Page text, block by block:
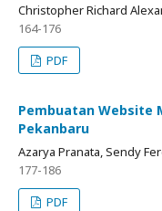
Christopher Richard
164-176
PDF
Pembuatan Website
Pekanbaru
Azarya Pranata, Sendy
177-186
PDF